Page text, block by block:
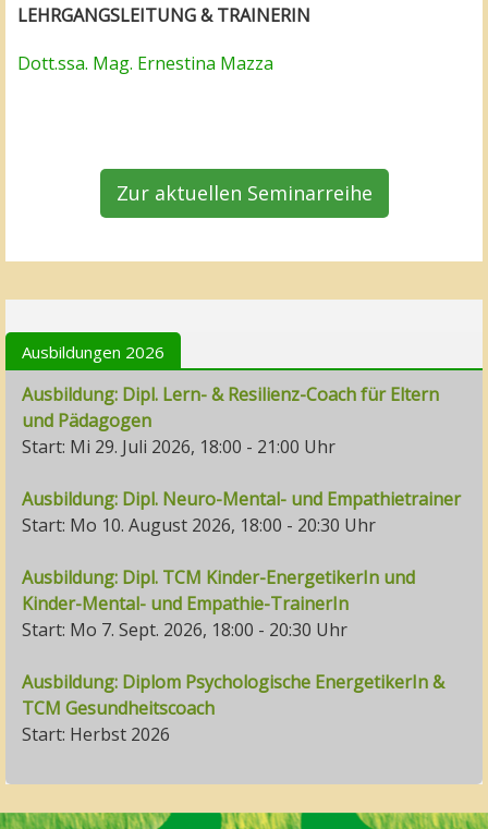
LEHRGANGSLEITUNG & TRAINERIN
Dott.ssa. Mag. Ernestina Mazza
Zur aktuellen Seminarreihe
Ausbildungen 2026
Ausbildung: Dipl. Lern- & Resilienz-Coach für Eltern
und Pädagogen
Start: Mi 29. Juli 2026, 18:00 - 21:00 Uhr
Ausbildung: Dipl. Neuro-Mental- und Empathietrainer
Start: Mo 10. August 2026, 18:00 - 20:30 Uhr
Ausbildung: Dipl. TCM Kinder-EnergetikerIn und
Kinder-Mental- und Empathie-TrainerIn
Start: Mo 7. Sept. 2026, 18:00 - 20:30 Uhr
Ausbildung: Diplom Psychologische EnergetikerIn &
TCM Gesundheitscoach
Start: Herbst 2026